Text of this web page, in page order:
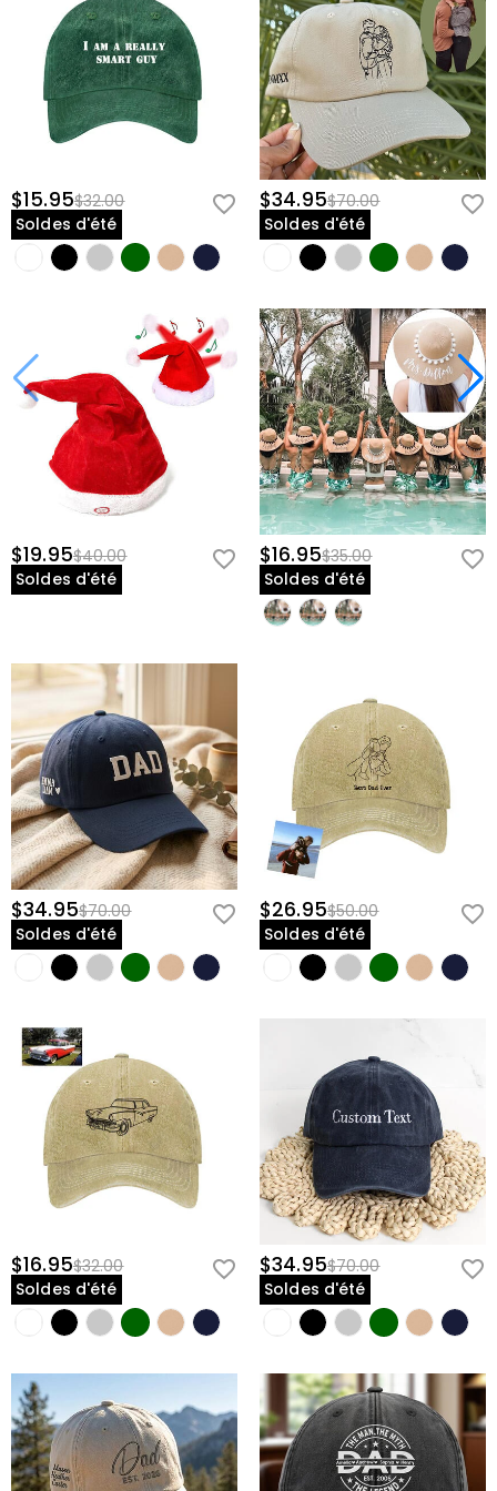
$15.95$32.00
Soldes d'été
$34.95$70.00
Soldes d'été
$19.95$40.00
Soldes d'été
$16.95$35.00
Soldes d'été
$34.95$70.00
Soldes d'été
$26.95$50.00
Soldes d'été
$16.95$32.00
Soldes d'été
$34.95$70.00
Soldes d'été